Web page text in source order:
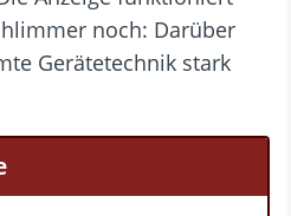
noch: Darüber
Gerätetechnik stark